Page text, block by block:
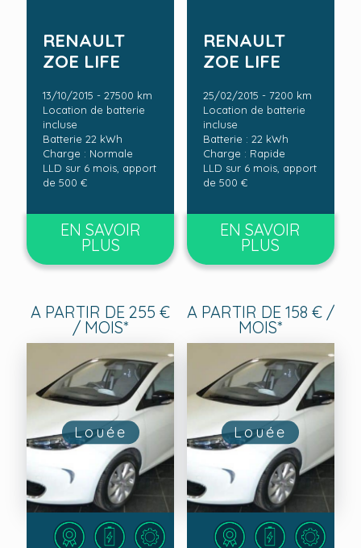
RENAULT
ZOE LIFE
13/10/2015 - 27500 km
Location de batterie
incluse
Batterie 22 kWh
Charge : Normale
LLD sur 6 mois, apport
de 500 €
EN SAVOIR
PLUS
RENAULT
ZOE LIFE
25/02/2015 - 7200 km
Location de batterie
incluse
Batterie : 22 kWh
Charge : Rapide
LLD sur 6 mois, apport
de 500 €
EN SAVOIR
PLUS
A PARTIR DE 255 €
/ MOIS*
Louée
A PARTIR DE 158 € /
MOIS*
Louée